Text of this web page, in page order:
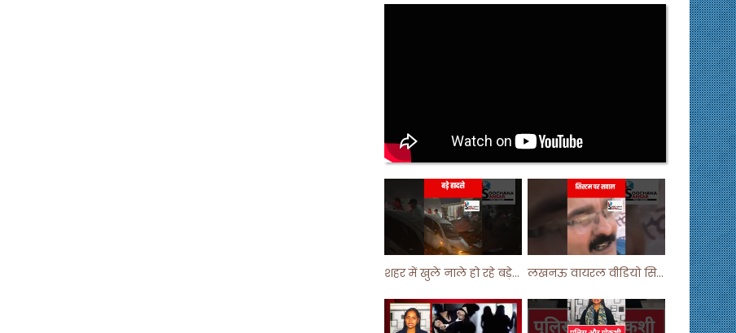
शहर में खुले नाले हो रहे बड़े हादसे ! #shortsvideo #shorts लखनऊ वायरल वीडियो सिस्टम पर सवाल ! #shorts #shortvideo